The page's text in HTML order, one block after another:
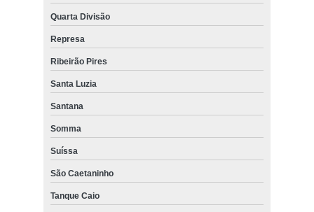
Quarta Divisão
Represa
Ribeirão Pires
Santa Luzia
Santana
Somma
Suíssa
São Caetaninho
Tanque Caio